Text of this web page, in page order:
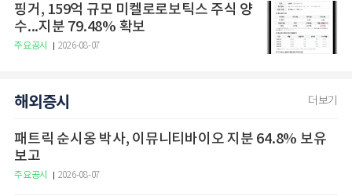
핑거, 159억 규모 미켈로로보틱스 주식 양
수...지분 79.48% 확보
주요공시 2026-08-07
해외증시 더보기
패트릭 순시옹 박사, 이뮤니티바이오 지분 64.8% 보유
보고
주요공시 2026-08-07